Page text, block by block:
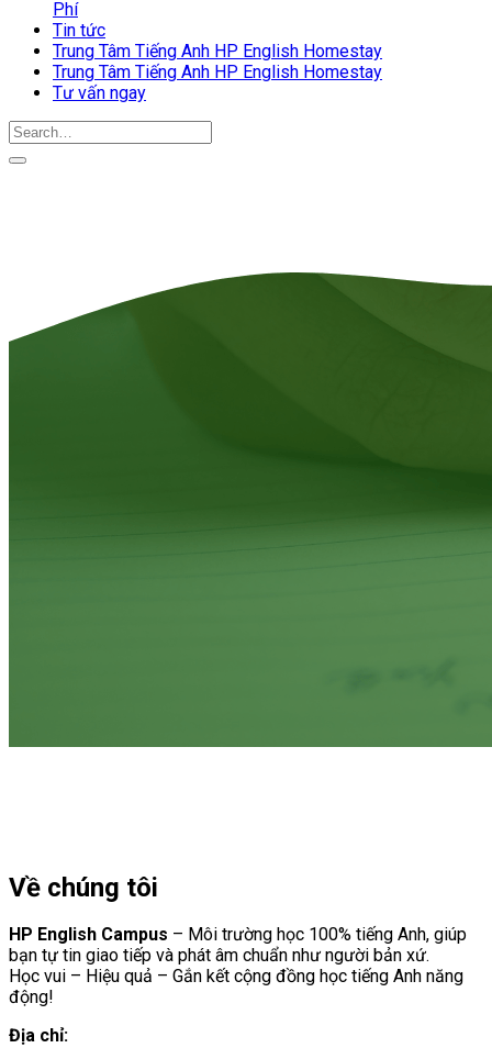
Phí
Tin tức
Trung Tâm Tiếng Anh HP English Homestay
Trung Tâm Tiếng Anh HP English Homestay
Tư vấn ngay
Về chúng tôi
HP English Campus – Môi trường học 100% tiếng Anh, giúp
bạn tự tin giao tiếp và phát âm chuẩn như người bản xứ.
Học vui – Hiệu quả – Gắn kết cộng đồng học tiếng Anh năng
động!
Địa chỉ: